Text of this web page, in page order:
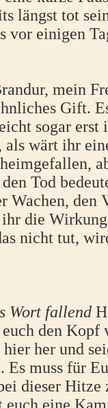
längst tot
vor einigen
mein
Gift.
sogar erst
wärt ihr
Tod
Wachen, den
die
nicht tut,
Wort fallend
den Kopf
her und
Es muss für
dieser Hitze